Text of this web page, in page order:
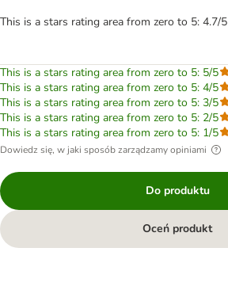
This is a stars rating area from zero to 5: 4.7/5
This is a stars rating area from zero to 5: 5/5
This is a stars rating area from zero to 5: 4/5
This is a stars rating area from zero to 5: 3/5
This is a stars rating area from zero to 5: 2/5
This is a stars rating area from zero to 5: 1/5
Dowiedz się, w jaki sposób zarządzamy opiniami
Do produktu
Oceń produkt